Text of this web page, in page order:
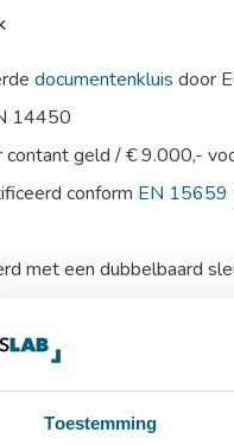
Toestemming
documentenkluis door
14450
geld / € 9.000,-
conform EN 15659
met een dubbelbaard
codeslot. Optioneel uit te
schoten aan bovenzijde,
schoot in de sponning